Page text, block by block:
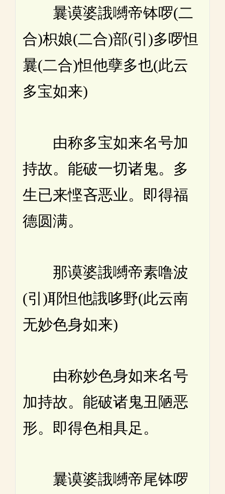
曩谟婆誐嚩帝钵啰(二
合)枳娘(二合)部(引)多啰怛
曩(二合)怛他孽多也(此云
多宝如来)
由称多宝如来名号加
持故。能破一切诸鬼。多
生已来悭吝恶业。即得福
德圆满。
那谟婆誐嚩帝素噜波
(引)耶怛他誐哆野(此云南
无妙色身如来)
由称妙色身如来名号
加持故。能破诸鬼丑陋恶
形。即得色相具足。
曩谟婆誐嚩帝尾钵啰